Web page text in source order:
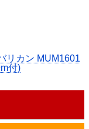
リカン MUM1601
付)